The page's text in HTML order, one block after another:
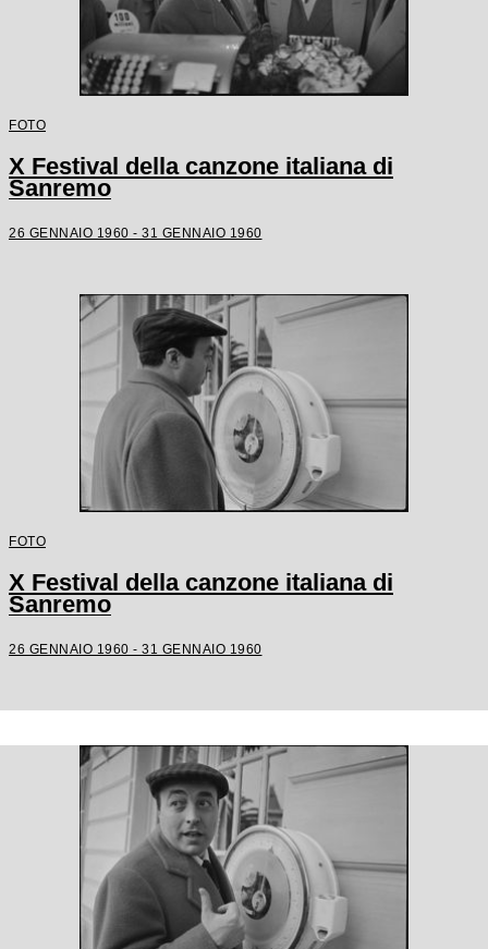
FOTO
X Festival della canzone italiana di
Sanremo
26 GENNAIO 1960 - 31 GENNAIO 1960
FOTO
X Festival della canzone italiana di
Sanremo
26 GENNAIO 1960 - 31 GENNAIO 1960